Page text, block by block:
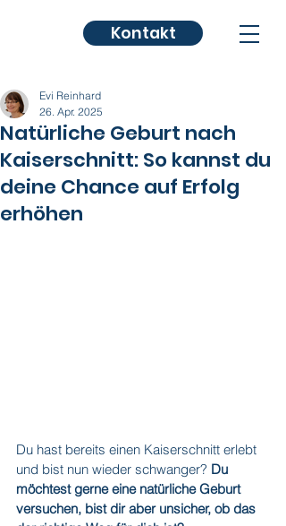
Kontakt
Natürliche Geburt nach
Kaiserschnitt: So kannst du
deine Chance auf Erfolg
erhöhen
Evi Reinhard
26. Apr. 2025
Du hast bereits einen Kaiserschnitt erlebt
und bist nun wieder schwanger? Du
möchtest gerne eine natürliche Geburt
versuchen, bist dir aber unsicher, ob das